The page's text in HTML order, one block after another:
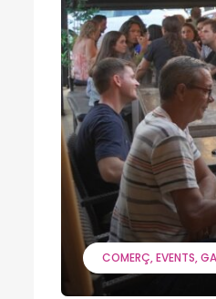
COMERÇ EVENTS